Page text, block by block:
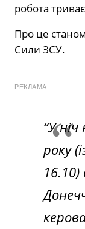
робота
Про це
Сили ЗСУ.
РЕКЛАМА
“У
року
16.10)